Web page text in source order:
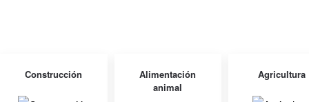
Construcción
Alimentación
animal
Agricultura